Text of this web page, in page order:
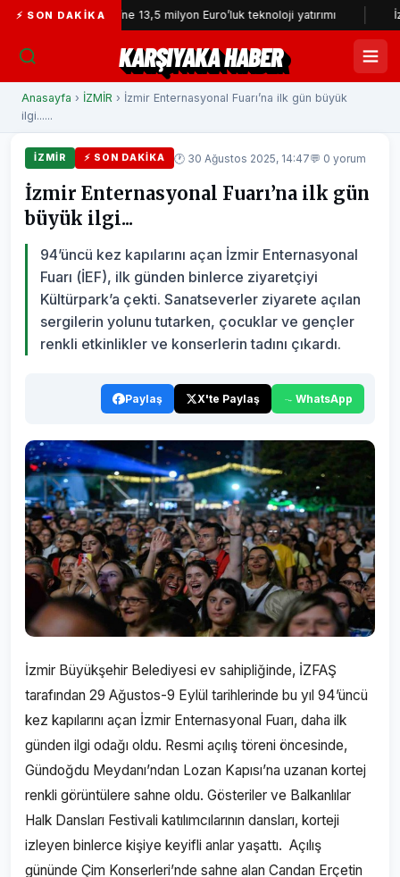
⚡ SON DAKIKA
İtfaiyesi’ne 13,5 milyon Euro’luk teknoloji yatırımı İzmir Yurttaş
KARŞIYAKA HABER
Anasayfa › İZMİR › İzmir Enternasyonal Fuarı’na ilk gün büyük
ilgi......
İZMİR ⚡ SON DAKIKA 🕐 30 Ağustos 2025, 14:47💬 0 yorum
İzmir Enternasyonal Fuarı’na ilk gün
büyük ilgi...
94’üncü kez kapılarını açan İzmir Enternasyonal
Fuarı (İEF), ilk günden binlerce ziyaretçiyi
Kültürpark’a çekti. Sanatseverler ziyarete açılan
sergilerin yolunu tutarken, çocuklar ve gençler
renkli etkinlikler ve konserlerin tadını çıkardı.
Paylaş X'te Paylaş WhatsApp
İzmir Büyükşehir Belediyesi ev sahipliğinde, İZFAŞ
tarafından 29 Ağustos-9 Eylül tarihlerinde bu yıl 94’üncü
kez kapılarını açan İzmir Enternasyonal Fuarı, daha ilk
günden ilgi odağı oldu. Resmi açılış töreni öncesinde,
Gündoğdu Meydanı’ndan Lozan Kapısı’na uzanan kortej
renkli görüntülere sahne oldu. Gösteriler ve Balkanlılar
Halk Dansları Festivali katılımcılarının dansları, korteji
izleyen binlerce kişiye keyifli anlar yaşattı. Açılış
gününde Çim Konserleri’nde sahne alan Candan Erçetin